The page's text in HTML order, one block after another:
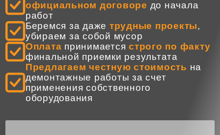
официальном договоре до начала
работ
Беремся за даже трудные проекты,
убираем за собой мусор
Оплата принимаетсястрого по факту
финальной приемки результата
Предлагаем честную стоимость на
демонтажные работы за счет
применения собственного
оборудования